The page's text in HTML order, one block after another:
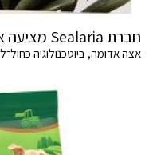
חברת Sealaria מציעה אלטרנטיבה מדעית לשוק הטיפוח
אצה אדומה, ביוטכנולוגיה